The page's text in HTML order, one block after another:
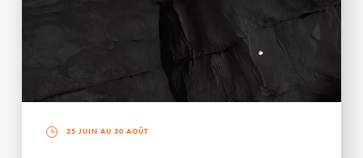
25 JUIN AU 30 AOÛT